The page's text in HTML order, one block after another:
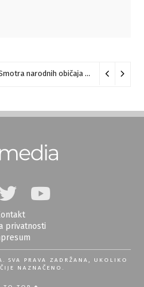
U Vražogrncu počela Smotra narodnih običaja „Vražogrnački točak“
privatnosti
SVA PRAVA ZADRŽANA, UKOLIKO
NAZNAČENO.